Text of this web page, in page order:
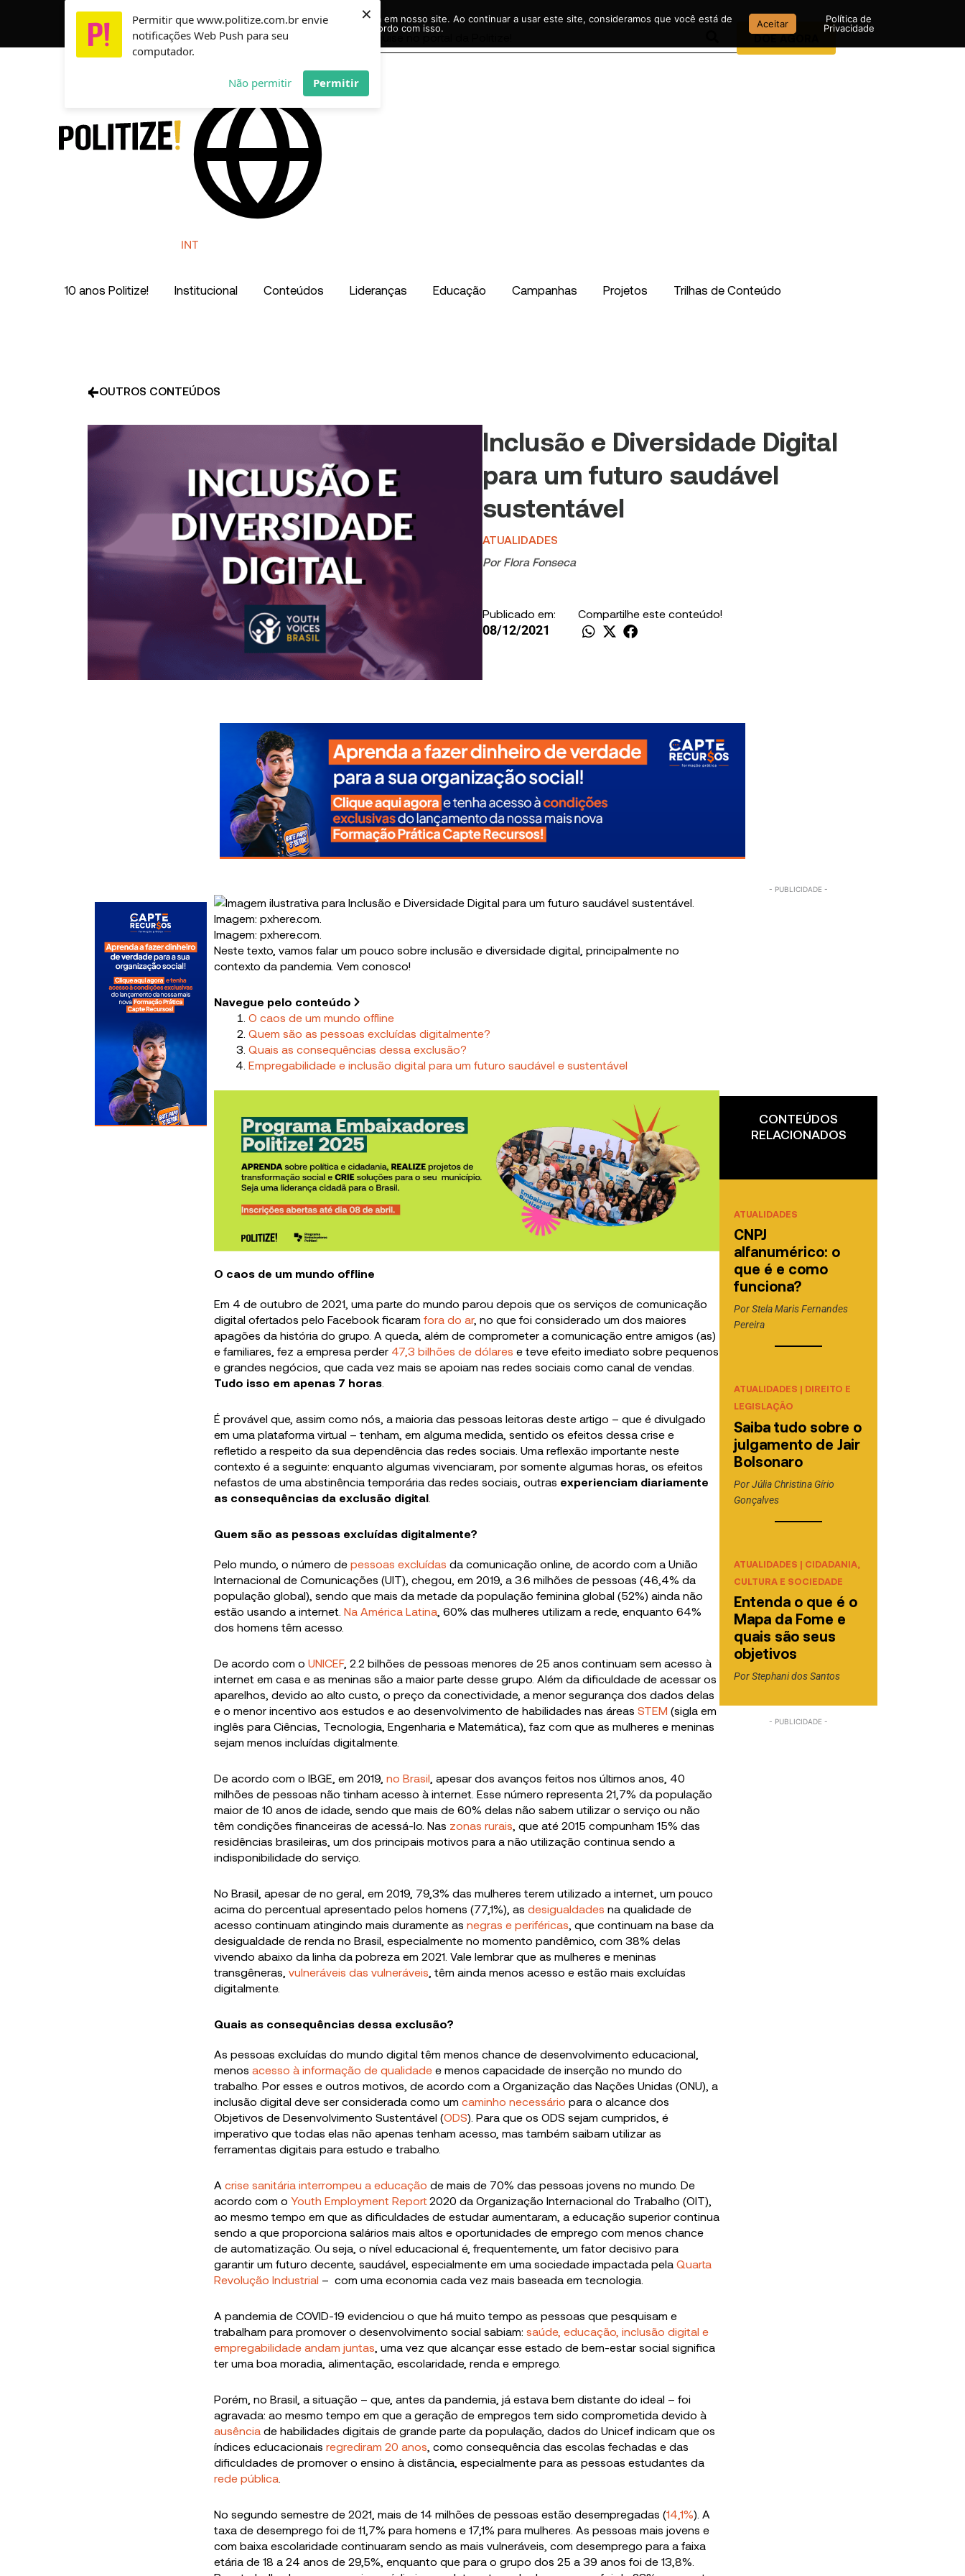
Permitir que www.politize.com.br envie
notificações Web Push para seu
computador.
Não permitir Permitir
×
CO
INT
Pesquisar
DOE AGORA
10 anos Politize! Institucional Conteúdos Lideranças Educação Campanhas Projetos Trilhas de Conteúdo
OUTROS CONTEÚDOS
Inclusão e Diversidade Digital
para um futuro saudável
sustentável
ATUALIDADES
Por Flora Fonseca
Publicado em:
08/12/2021
Compartilhe este conteúdo!
Imagem: pxhere.com.
Neste texto, vamos falar um pouco sobre inclusão e diversidade digital, principalmente no
contexto da pandemia. Vem conosco!
Navegue pelo conteúdo
O caos de um mundo offline
Quem são as pessoas excluídas digitalmente?
Quais as consequências dessa exclusão?
Empregabilidade e inclusão digital para um futuro saudável e sustentável
O caos de um mundo offline
Em 4 de outubro de 2021, uma parte do mundo parou depois que os serviços de comunicação
digital ofertados pelo Facebook ficaram fora do ar, no que foi considerado um dos maiores
apagões da história do grupo. A queda, além de comprometer a comunicação entre amigos (as)
e familiares, fez a empresa perder 47,3 bilhões de dólares e teve efeito imediato sobre pequenos
e grandes negócios, que cada vez mais se apoiam nas redes sociais como canal de vendas.
Tudo isso em apenas 7 horas
É provável que, assim como nós, a maioria das pessoas leitoras deste artigo – que é divulgado
em uma plataforma virtual – tenham, em alguma medida, sentido os efeitos dessa crise e
refletido a respeito da sua dependência das redes sociais. Uma reflexão importante neste
contexto é a seguinte: enquanto algumas vivenciaram, por somente algumas horas, os efeitos
nefastos de uma abstinência temporária das redes sociais, outras experienciam diariamente
as consequências da exclusão digital
Quem são as pessoas excluídas digitalmente?
Pelo mundo, o número de pessoas excluídas da comunicação online, de acordo com a União
Internacional de Comunicações (UIT), chegou, em 2019, a 3.6 milhões de pessoas (46,4% da
população global), sendo que mais da metade da população feminina global (52%) ainda não
estão usando a internet. Na América Latina , 60% das mulheres utilizam a rede, enquanto 64%
dos homens têm acesso.
De acordo com o UNICEF, 2.2 bilhões de pessoas menores de 25 anos continuam sem acesso à
internet em casa e as meninas são a maior parte desse grupo. Além da dificuldade de acessar os
aparelhos, devido ao alto custo, o preço da conectividade, a menor segurança dos dados delas
e o menor incentivo aos estudos e ao desenvolvimento de habilidades nas áreas STEM (sigla em
inglês para Ciências, Tecnologia, Engenharia e Matemática), faz com que as mulheres e meninas
sejam menos incluídas digitalmente.
De acordo com o IBGE, em 2019, no Brasil , apesar dos avanços feitos nos últimos anos, 40
milhões de pessoas não tinham acesso à internet. Esse número representa 21,7% da população
maior de 10 anos de idade, sendo que mais de 60% delas não sabem utilizar o serviço ou não
têm condições financeiras de acessá-lo. Nas zonas rurais , que até 2015 compunham 15% das
residências brasileiras, um dos principais motivos para a não utilização continua sendo a
indisponibilidade do serviço.
No Brasil, apesar de no geral, em 2019, 79,3% das mulheres terem utilizado a internet, um pouco
acima do percentual apresentado pelos homens (77,1%), as desigualdades na qualidade de
acesso continuam atingindo mais duramente as negras e periféricas , que continuam na base da
desigualdade de renda no Brasil, especialmente no momento pandêmico, com 38% delas
vivendo abaixo da linha da pobreza em 2021. Vale lembrar que as mulheres e meninas
transgêneras, vulneráveis das vulneráveis , têm ainda menos acesso e estão mais excluídas
digitalmente.
Quais as consequências dessa exclusão?
As pessoas excluídas do mundo digital têm menos chance de desenvolvimento educacional,
menos acesso à informação de qualidade e menos capacidade de inserção no mundo do
trabalho. Por esses e outros motivos, de acordo com a Organização das Nações Unidas (ONU), a
inclusão digital deve ser considerada como um caminho necessário para o alcance dos
Objetivos de Desenvolvimento Sustentável (ODS). Para que os ODS sejam cumpridos, é
imperativo que todas elas não apenas tenham acesso, mas também saibam utilizar as
ferramentas digitais para estudo e trabalho.
A crise sanitária interrompeu a educação de mais de 70% das pessoas jovens no mundo. De
acordo com o Youth Employment Report2020 da Organização Internacional do Trabalho (OIT),
ao mesmo tempo em que as dificuldades de estudar aumentaram, a educação superior continua
sendo a que proporciona salários mais altos e oportunidades de emprego com menos chance
de automatização. Ou seja, o nível educacional é, frequentemente, um fator decisivo para
garantir um futuro decente, saudável, especialmente em uma sociedade impactada pela Quarta
Revolução Industrial – com uma economia cada vez mais baseada em tecnologia.
A pandemia de COVID-19 evidenciou o que há muito tempo as pessoas que pesquisam e
trabalham para promover o desenvolvimento social sabiam: saúde, educação, inclusão digital e
empregabilidade andam juntas , uma vez que alcançar esse estado de bem-estar social significa
ter uma boa moradia, alimentação, escolaridade, renda e emprego.
Porém, no Brasil, a situação – que, antes da pandemia, já estava bem distante do ideal – foi
agravada: ao mesmo tempo em que a geração de empregos tem sido comprometida devido à
ausência de habilidades digitais de grande parte da população, dados do Unicef indicam que os
índices educacionais regrediram 20 anos , como consequência das escolas fechadas e das
dificuldades de promover o ensino à distância, especialmente para as pessoas estudantes da
rede pública
No segundo semestre de 2021, mais de 14 milhões de pessoas estão desempregadas (14,1%). A
taxa de desemprego foi de 11,7% para homens e 17,1% para mulheres. As pessoas mais jovens e
com baixa escolaridade continuaram sendo as mais vulneráveis, com desemprego para a faixa
etária de 18 a 24 anos de 29,5%, enquanto que para o grupo dos 25 a 39 anos foi de 13,8%.
CONTEÚDOS
RELACIONADOS
ATUALIDADES
CNPJ
alfanumérico: o
que é e como
funciona?
PorStela Maris Fernandes
Pereira
ATUALIDADES | DIREITO E
LEGISLAÇÃO
Saiba tudo sobre o
julgamento de Jair
Bolsonaro
PorJúlia Christina Gírio
Gonçalves
ATUALIDADES | CIDADANIA,
CULTURA E SOCIEDADE
Entenda o que é o
Mapa da Fome e
quais são seus
objetivos
PorStephani dos Santos
Usamos cookies para garantir que você tenha a melhor experiência em nosso site. Ao continuar a usar este site, consideramos que você está de
acordo com isso.
Aceitar
Política de
Privacidade